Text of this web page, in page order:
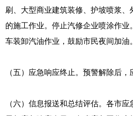
刷、大型商业建筑装修、护坡喷浆、
的施工作业。停止汽修企业喷涂作业
车装卸汽油作业，鼓励市民夜间加油。
（五）应急响应终止。预警解除后，
（六）信息报送和总结评估。各市